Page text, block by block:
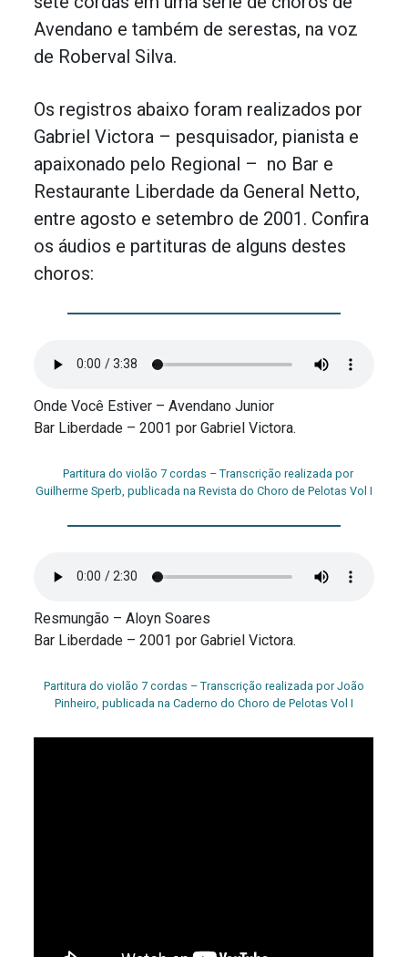
Avendano e também de serestas, na voz
de Roberval Silva.
Os registros abaixo foram realizados por
Gabriel Victora – pesquisador, pianista e
apaixonado pelo Regional – no Bar e
Restaurante Liberdade da General Netto,
entre agosto e setembro de 2001. Confira
os áudios e partituras de alguns destes
choros:
Onde Você Estiver – Avendano Junior
Bar Liberdade – 2001 por Gabriel Victora.
Partitura do violão 7 cordas – Transcrição realizada por
Guilherme Sperb, publicada na Revista do Choro de Pelotas Vol I
Resmungão – Aloyn Soares
Bar Liberdade – 2001 por Gabriel Victora.
Partitura do violão 7 cordas – Transcrição realizada por João
Pinheiro, publicada na Caderno do Choro de Pelotas Vol I